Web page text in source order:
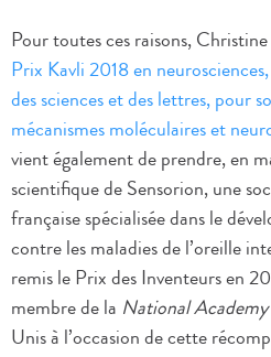
Pour toutes ces raisons,
Prix Kavli 2018 en
des sciences et des lettres, pour
mécanismes moléculaires et
vient également de prendre, en
scientifique de Sensorion, une
française spécialisée dans le
contre les maladies de l’oreille
remis le Prix des Inventeurs en
membre de la National
Unis à l’occasion de cette